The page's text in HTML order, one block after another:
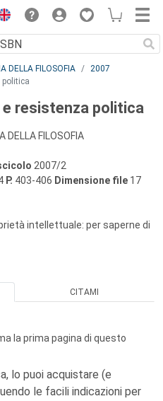
DELLA FILOSOFIA
2007
politica
e resistenza politica
DELLA FILOSOFIA
2007/2
P. 403-406 Dimensione file 17
intellettuale: per saperne di
CITAMI
la prima pagina di questo
lo puoi acquistare (e
le facili indicazioni per